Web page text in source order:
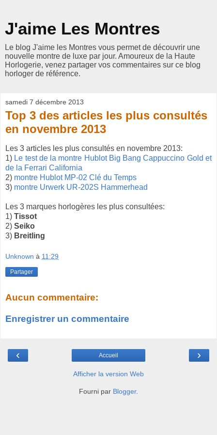
J'aime Les Montres
Le blog J'aime les Montres vous permet de découvrir une
nouvelle montre de luxe par jour. Amoureux de la Haute
Horlogerie, venez partager vos commentaires sur ce blog
horloger de référence.
samedi 7 décembre 2013
Top 3 des articles les plus consultés
en novembre 2013
Les 3 articles les plus consultés en novembre 2013:
1) Le test de la montre Hublot Big Bang Cappuccino Gold et
de la Ferrari California
2) montre Hublot MP-02 Clé du Temps
3) montre Urwerk UR-202S Hammerhead
Les 3 marques horlogères les plus consultées:
1) Tissot
2) Seiko
3) Breitling
Unknown à 11:29
Partager
Aucun commentaire:
Enregistrer un commentaire
‹ ›
Accueil
Afficher la version Web
Fourni par Blogger.